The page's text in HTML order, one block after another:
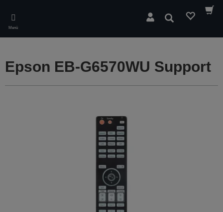
main
content
Menü
Suchen
Epson EB-G6570WU Support